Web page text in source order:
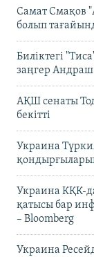
Самат Смақов
болып
Биліктегі
заңгер
АҚШ сенаты
бекітті
Украина
Украина КҚК-
қатысы бар
– Bloomberg
Украина